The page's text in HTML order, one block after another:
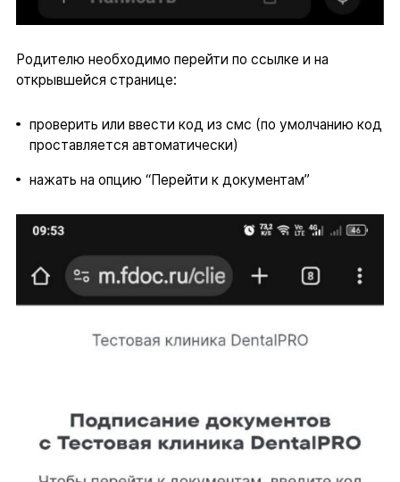
Родителю необходимо перейти по ссылке и на
открывшейся странице:
проверить или ввести код из смс (по умолчанию код
проставляется автоматически)
нажать на опцию “Перейти к документам”